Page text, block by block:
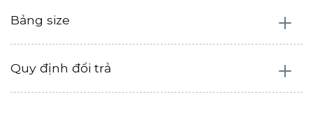
Bảng size
Quy định đổi trả